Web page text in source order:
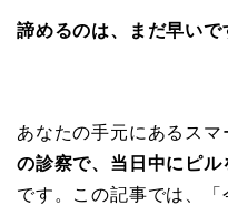
諦めるのは、まだ早いで
あなたの手元にあるスマ
の診察で、当日中にピル
です。この記事では、